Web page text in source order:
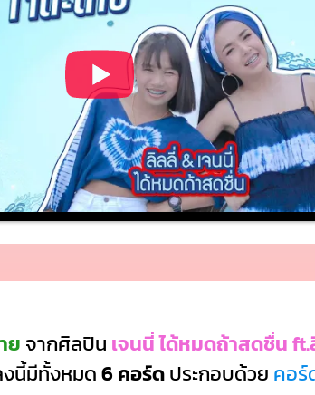
ย จากศิลปิน เจนนี่ ได้หมดถ้าสดชื่น
งนี้มีทั้งหมด6 คอร์ดประกอบด้วย คอร์